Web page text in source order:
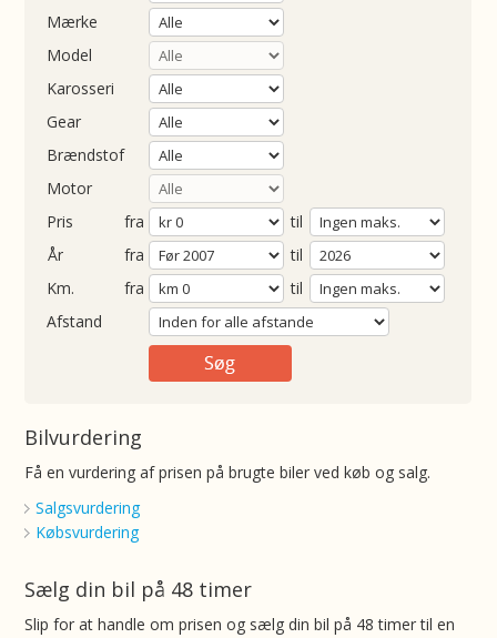
Mærke
Model
Karosseri
Gear
Brændstof
Motor
Pris
fra
til
fra
til
fra
til
Afstand
Bilvurdering
Få en vurdering af prisen på brugte biler ved køb og salg.
Salgsvurdering
Købsvurdering
Sælg din bil på 48 timer
Slip for at handle om prisen og sælg din bil på 48 timer til en